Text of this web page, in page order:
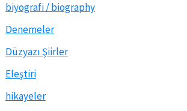
biyografi / biography
Denemeler
Düzyazı Şiirler
Eleştiri
hikayeler